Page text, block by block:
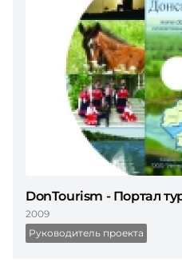
DonTourism - Портал
2009
Руководитель проекта